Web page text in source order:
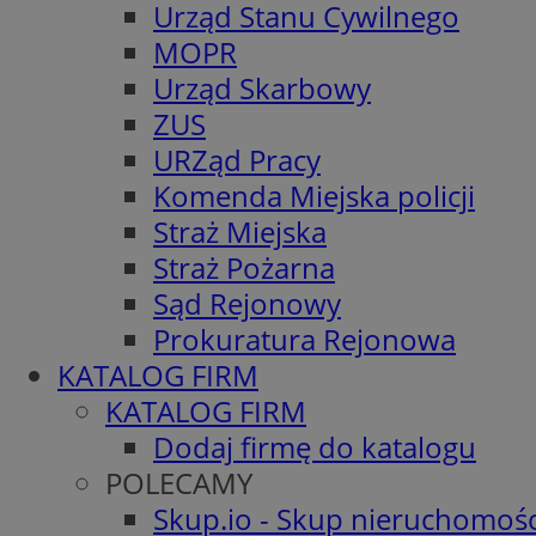
Urząd Stanu Cywilnego
MOPR
Urząd Skarbowy
ZUS
URZąd Pracy
Komenda Miejska policji
Straż Miejska
Straż Pożarna
Sąd Rejonowy
Prokuratura Rejonowa
KATALOG FIRM
KATALOG FIRM
Dodaj firmę do katalogu
POLECAMY
Skup.io - Skup